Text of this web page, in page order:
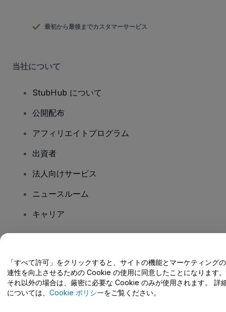
最初から最後までカスタマーサービス
当社について
StubHub について
公開配布
アフィリエイトプログラム
出資者
法人向けサービス
ニュースルーム
キャリア
ヘルプセンター / こちらまでご連絡下さい
「すべて許可」をクリックすると、サイトの機能とマーケティング
連性を向上させるための Cookie の使用に同意したことになります。
それ以外の場合は、厳密に必要な Cookie のみが使用されます。 詳
については、 Cookie ポリシーをご覧ください。